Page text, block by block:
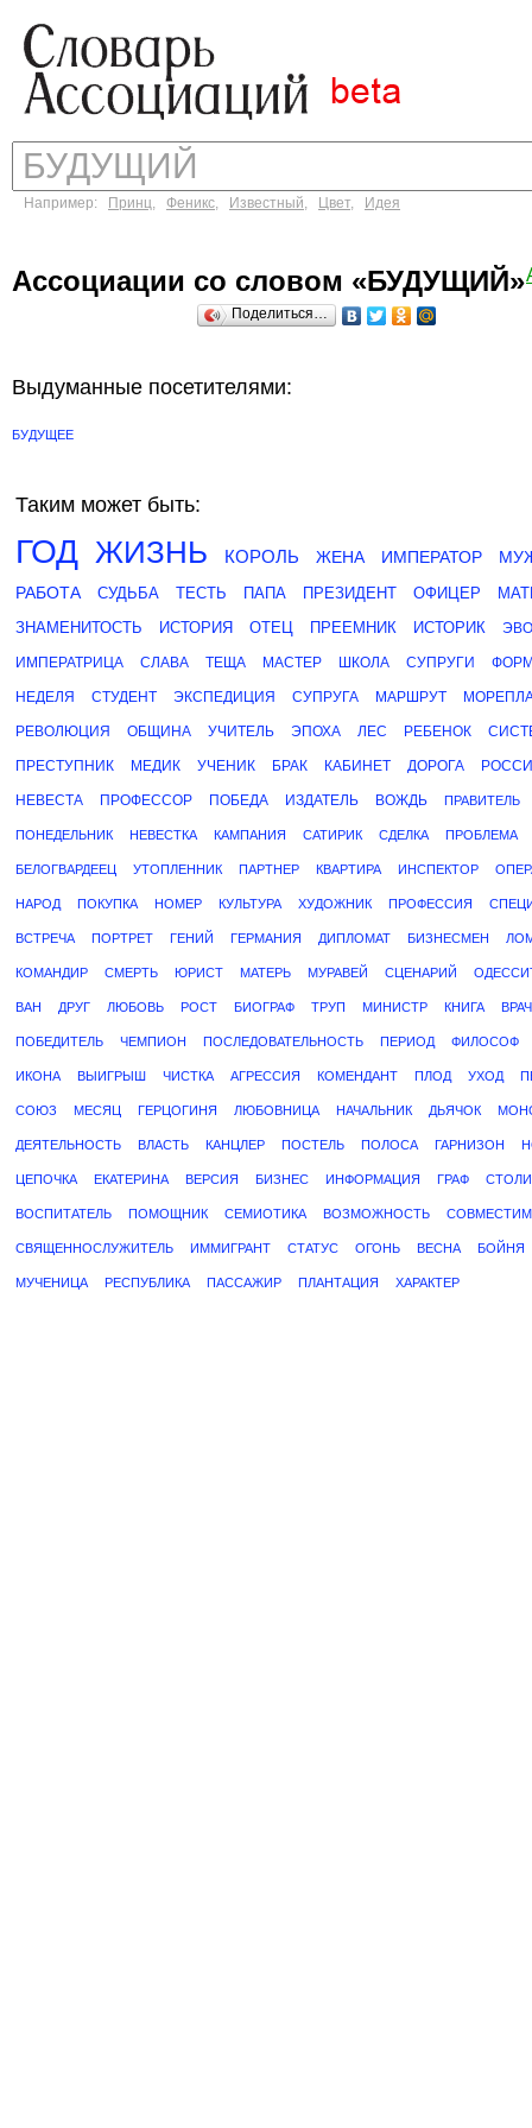
Например: Принц, Феникс, Известный, Цвет, Идея
Ассоциации со словом «БУДУЩИЙ»
Поделиться…
Выдуманные посетителями:
БУДУЩЕЕ
Таким может быть:
ГОД ЖИЗНЬ КОРОЛЬ ЖЕНА ИМПЕРАТОР
РАБОТА
СУДЬБА ТЕСТЬ ПАПА ПРЕЗИДЕНТ ОФИЦЕР
ЗНАМЕНИТОСТЬ
ИСТОРИЯ ОТЕЦ ПРЕЕМНИК ИСТОРИК
ИМПЕРАТРИЦА СЛАВА ТЕЩА МАСТЕР ШКОЛА СУПРУГИ
НЕДЕЛЯ СТУДЕНТ ЭКСПЕДИЦИЯ СУПРУГА МАРШРУТ
РЕВОЛЮЦИЯ ОБЩИНА УЧИТЕЛЬ ЭПОХА ЛЕС РЕБЕНОК
ПРЕСТУПНИК МЕДИК УЧЕНИК БРАК КАБИНЕТ ДОРОГА
НЕВЕСТА ПРОФЕССОР ПОБЕДА ИЗДАТЕЛЬ ВОЖДЬ ПРАВИТЕЛЬ
ПОНЕДЕЛЬНИК НЕВЕСТКА КАМПАНИЯ САТИРИК СДЕЛКА ПРОБЛЕМА
БЕЛОГВАРДЕЕЦ УТОПЛЕННИК ПАРТНЕР КВАРТИРА ИНСПЕКТОР
НАРОД ПОКУПКА НОМЕР КУЛЬТУРА ХУДОЖНИК ПРОФЕССИЯ
ВСТРЕЧА ПОРТРЕТ ГЕНИЙ ГЕРМАНИЯ ДИПЛОМАТ БИЗНЕСМЕН
КОМАНДИР СМЕРТЬ ЮРИСТ МАТЕРЬ МУРАВЕЙ СЦЕНАРИЙ
ВАН ДРУГ ЛЮБОВЬ РОСТ БИОГРАФ ТРУП МИНИСТР КНИГА ВРАЧ
ПОБЕДИТЕЛЬ ЧЕМПИОН ПОСЛЕДОВАТЕЛЬНОСТЬ ПЕРИОД ФИЛОСОФ
ИКОНА ВЫИГРЫШ ЧИСТКА АГРЕССИЯ КОМЕНДАНТ ПЛОД УХОД
СОЮЗ МЕСЯЦ ГЕРЦОГИНЯ ЛЮБОВНИЦА НАЧАЛЬНИК ДЬЯЧОК
ДЕЯТЕЛЬНОСТЬ ВЛАСТЬ КАНЦЛЕР ПОСТЕЛЬ ПОЛОСА ГАРНИЗОН
ЦЕПОЧКА ЕКАТЕРИНА ВЕРСИЯ БИЗНЕС ИНФОРМАЦИЯ ГРАФ
ВОСПИТАТЕЛЬ ПОМОЩНИК СЕМИОТИКА ВОЗМОЖНОСТЬ
СВЯЩЕННОСЛУЖИТЕЛЬ ИММИГРАНТ СТАТУС ОГОНЬ ВЕСНА БОЙНЯ
МУЧЕНИЦА РЕСПУБЛИКА ПАССАЖИР ПЛАНТАЦИЯ ХАРАКТЕР